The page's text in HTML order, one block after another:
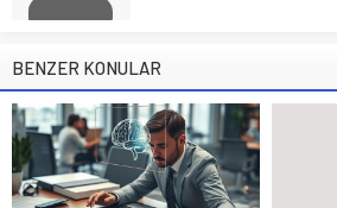
BENZER KONULAR